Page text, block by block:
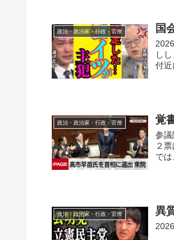
政治・政治家・行政・官僚 国
し
付近
政治・政治家・行政・官僚 覚
参
２
で
政治・政治家・行政・官僚 異